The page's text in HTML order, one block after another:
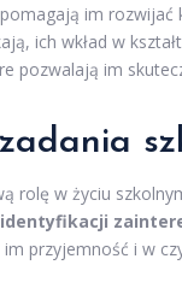
im
ich wkład w
pozwalają im
rolę w życiu
identyfikacji
przyjemność i w